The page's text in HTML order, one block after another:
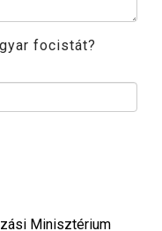
focistát?
Minisztérium